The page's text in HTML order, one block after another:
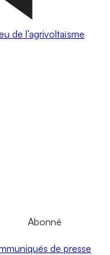
de l’agrivoltaïsme
Abonné
de presse